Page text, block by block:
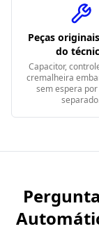
Peças
do
Capacitor,
cremalheira
sem espera